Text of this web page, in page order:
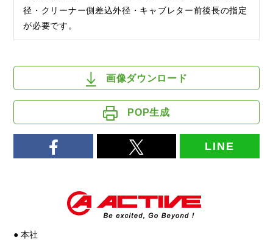
径・クリーナー側差込外径・キャブレター前後長の指定
が必要です。
画像ダウンロード
POP生成
LINE
● 本社